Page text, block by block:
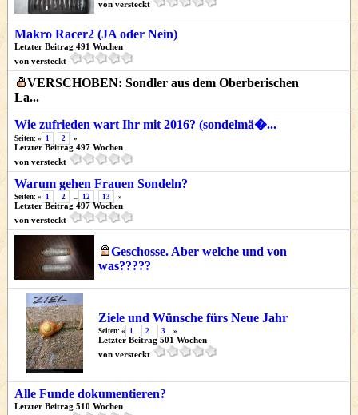
von versteckt
Makro Racer2 (JA oder Nein)
Letzter Beitrag 491 Wochen
von versteckt
VERSCHOBEN: Sondler aus dem Oberberischen
La...
Wie zufrieden wart Ihr mit 2016? (sondelmä�...
Seiten: « 1 2 »
Letzter Beitrag 497 Wochen
von versteckt
Warum gehen Frauen Sondeln?
Seiten: « 1 2 ... 12 13 »
Letzter Beitrag 497 Wochen
von versteckt
Geschosse. Aber welche und von
was?????
Ziele und Wünsche fürs Neue Jahr
Seiten: « 1 2 3 »
Letzter Beitrag 501 Wochen
von versteckt
Alle Funde dokumentieren?
Letzter Beitrag 510 Wochen